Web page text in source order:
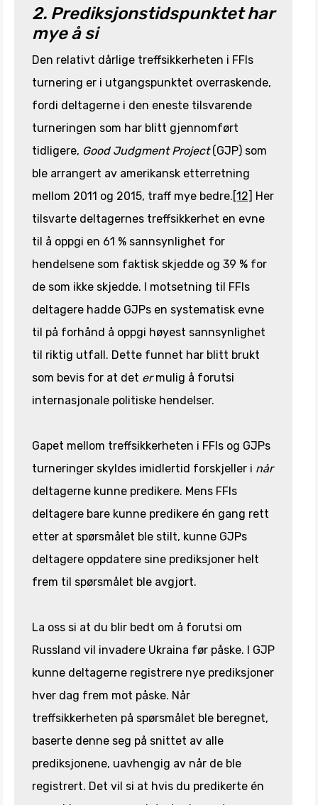
2. Prediksjonstidspunktet har
mye å si
Den relativt dårlige treffsikkerheten i FFIs
turnering er i utgangspunktet overraskende,
fordi deltagerne i den eneste tilsvarende
turneringen som har blitt gjennomført
tidligere, Good Judgment Project(GJP) som
ble arrangert av amerikansk etterretning
mellom 2011 og 2015, traff mye bedre.[12] Her
tilsvarte deltagernes treffsikkerhet en evne
til å oppgi en 61 % sannsynlighet for
hendelsene som faktisk skjedde og 39 % for
de som ikke skjedde. I motsetning til FFIs
deltagere hadde GJPs en systematisk evne
til på forhånd å oppgi høyest sannsynlighet
til riktig utfall. Dette funnet har blitt brukt
som bevis for at det ermulig å forutsi
internasjonale politiske hendelser.
Gapet mellom treffsikkerheten i FFIs og GJPs
turneringer skyldes imidlertid forskjeller i når
deltagerne kunne predikere. Mens FFIs
deltagere bare kunne predikere én gang rett
etter at spørsmålet ble stilt, kunne GJPs
deltagere oppdatere sine prediksjoner helt
frem til spørsmålet ble avgjort.
La oss si at du blir bedt om å forutsi om
Russland vil invadere Ukraina før påske. I GJP
kunne deltagerne registrere nye prediksjoner
hver dag frem mot påske. Når
treffsikkerheten på spørsmålet ble beregnet,
baserte denne seg på snittet av alle
prediksjonene, uavhengig av når de ble
registrert. Det vil si at hvis du predikerte én